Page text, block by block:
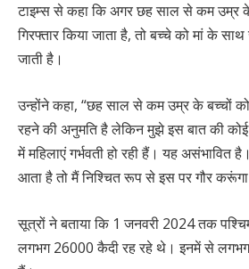
टाइम्स से कहा कि अगर छह साल से कम उम्र के
गिरफ्तार किया जाता है, तो बच्चे को मां के
जाती है।
उन्होंने कहा, “छह साल से कम उम्र के बच्चों
रहने की अनुमति है लेकिन मुझे इस बात की
में महिलाएं गर्भवती हो रही हैं। यह असंभावित
आता है तो मैं निश्चित रूप से इस पर गौर
सूत्रों ने बताया कि 1 जनवरी 2024 तक
लगभग 26000 कैदी रह रहे थे। इनमें से